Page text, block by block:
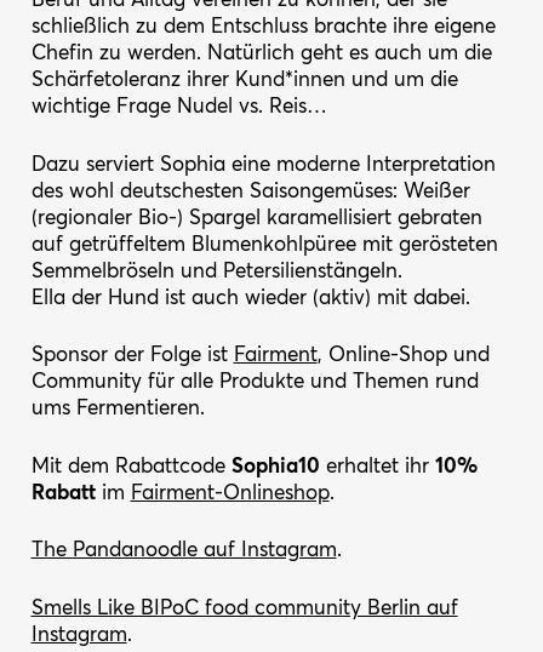
schließlich zu dem Entschluss brachte ihre eigene
Chefin zu werden. Natürlich geht es auch um die
Schärfetoleranz ihrer Kund*innen und um die
wichtige Frage Nudel vs. Reis…
Dazu serviert Sophia eine moderne Interpretation
des wohl deutschesten Saisongemüses: Weißer
(regionaler Bio-) Spargel karamellisiert gebraten
auf getrüffeltem Blumenkohlpüree mit gerösteten
Semmelbröseln und Petersilienstängeln.
Ella der Hund ist auch wieder (aktiv) mit dabei.
Sponsor der Folge ist Fairment, Online-Shop und
Community für alle Produkte und Themen rund
ums Fermentieren.
Mit dem Rabattcode Sophia10 erhaltet ihr 10%
Rabattim Fairment-Onlineshop.
The Pandanoodle auf Instagram.
Smells Like BIPoC food community Berlin auf
Instagram.